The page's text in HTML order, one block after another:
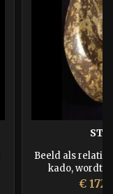
Beeld als
kado, wordt
gewaardeerd
Prijs
€